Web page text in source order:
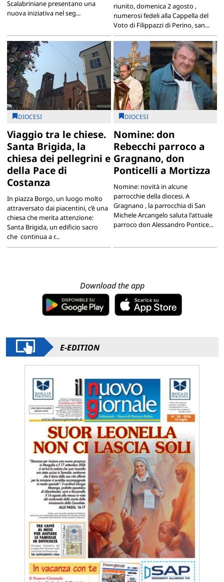
Scalabriniane presentano una
nuova iniziativa nel seg...
riunito, domenica 2 agosto ,
numerosi fedeli alla Cappella del
Voto di Filippazzi di Perino, san...
DIOCESI
Viaggio tra le chiese.
Santa Brigida, la
chiesa dei pellegrini e
della Pace di
Costanza
In piazza Borgo, un luogo molto
attraversato dai piacentini, c’è una
chiesa che merita attenzione:
Santa Brigida, un edificio sacro
che continua a r...
DIOCESI
Nomine: don
Rebecchi parroco a
Gragnano, don
Ponticelli a Mortizza
Nomine: novità in alcune
parrocchie della diocesi. A
Gragnano , la parrocchia di San
Michele Arcangelo saluta l'attuale
parroco don Alessandro Pontice...
Download the app
E-EDITION